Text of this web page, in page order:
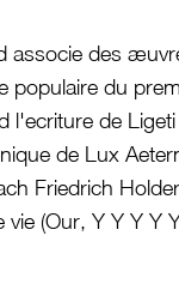
associe des
populaire du
l'ecriture de
de Lux
Friedrich
(Our, Y Y Y Y